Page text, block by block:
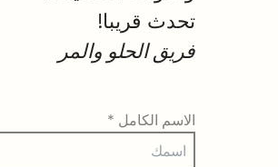
تحدث قريبا!
فريق الحلو والمر
الاسم الكامل *